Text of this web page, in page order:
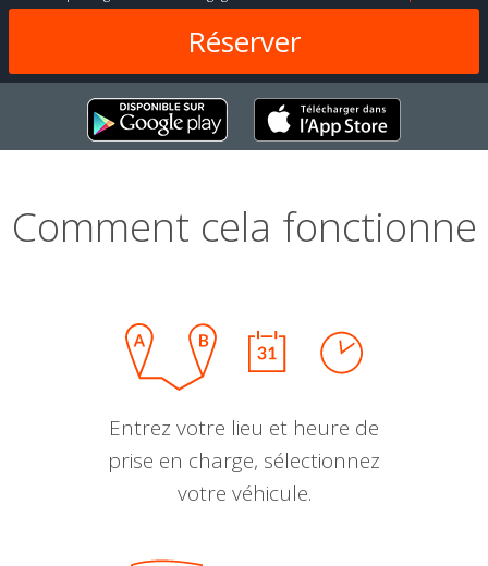
Comment cela fonctionne
Entrez votre lieu et heure de
prise en charge, sélectionnez
votre véhicule.